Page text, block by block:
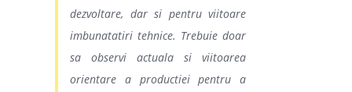
dezvoltare, dar si pentru viitoare
imbunatatiri tehnice. Trebuie doar
sa observi actuala si viitoarea
orientare a productiei pentru a